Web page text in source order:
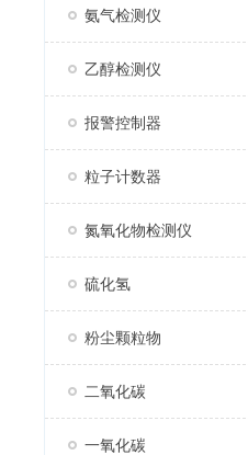
氨气检测仪
乙醇检测仪
报警控制器
粒子计数器
氮氧化物检测仪
硫化氢
粉尘颗粒物
二氧化碳
一氧化碳